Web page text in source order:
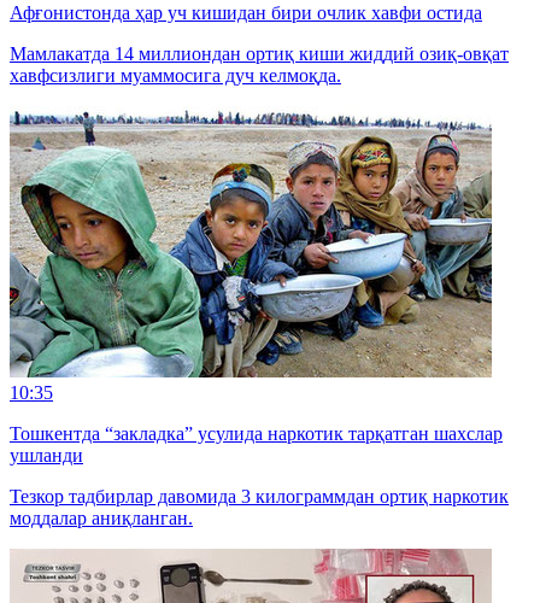
Афғонистонда ҳар уч кишидан бири очлик хавфи остида
Мамлакатда 14 миллиондан ортиқ киши жиддий озиқ-овқат
хавфсизлиги муаммосига дуч келмоқда.
10:35
Тошкентда “закладка” усулида наркотик тарқатган шахслар
ушланди
Тезкор тадбирлар давомида 3 килограммдан ортиқ наркотик
моддалар аниқланган.